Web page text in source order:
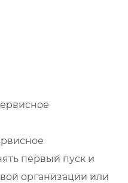
первый пуск и
организации или